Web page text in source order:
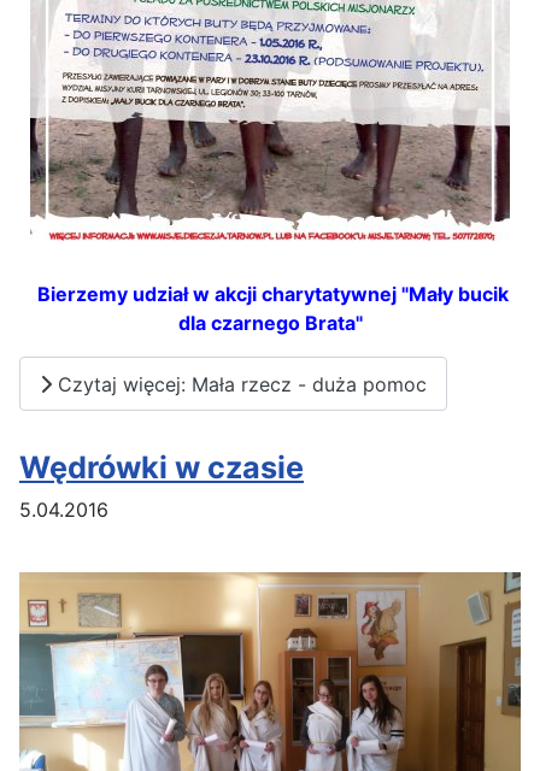
Bierzemy udział w akcji charytatywnej "Mały bucik
dla czarnego Brata"
Czytaj więcej: Mała rzecz - duża pomoc
Wędrówki w czasie
5.04.2016